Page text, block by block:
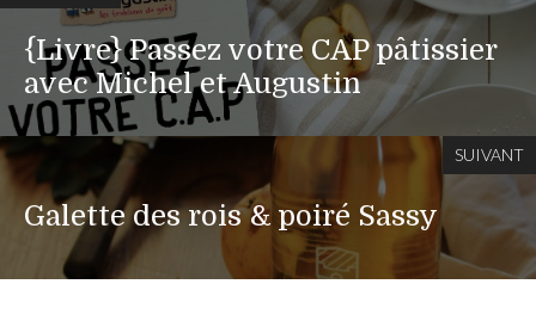
{Livre} Passez votre CAP pâtissier
avec Michel et Augustin
SUIVANT
Galette des rois & poiré Sassy